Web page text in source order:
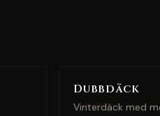
Dubbdäck
Vinterdäck med